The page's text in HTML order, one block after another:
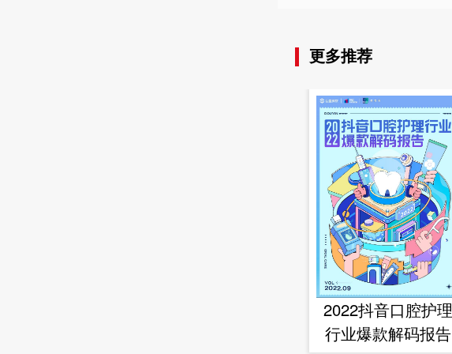
更多推荐
2022抖音口腔护理
行业爆款解码报告